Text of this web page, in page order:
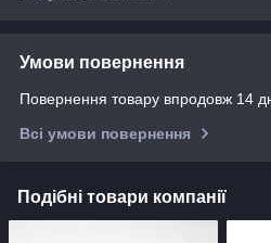
Умови повернення
Повернення товару впродовж 14
Всі умови повернення
Подібні товари компанії